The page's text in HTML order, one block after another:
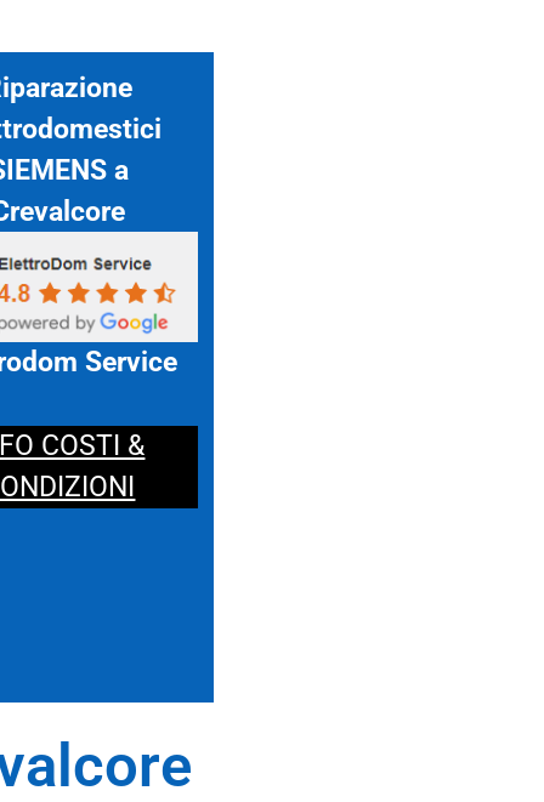
a
Service
COSTI &